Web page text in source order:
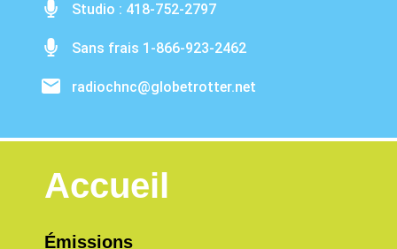
Studio : 418-752-2797
Sans frais 1-866-923-2462
radiochnc@globetrotter.net
Accueil
Émissions